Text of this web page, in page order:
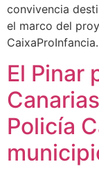
convivencia
el marco del
El Pinar
Policía